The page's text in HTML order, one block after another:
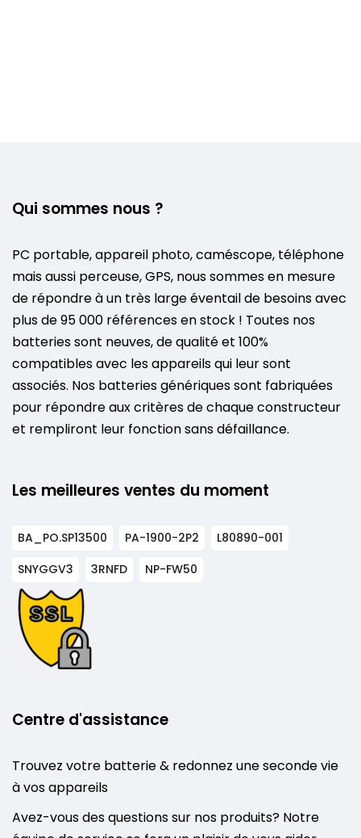
Qui sommes nous ?
PC portable, appareil photo, caméscope, téléphone
mais aussi perceuse, GPS, nous sommes en mesure
de répondre à un très large éventail de besoins avec
plus de 95 000 références en stock ! Toutes nos
batteries sont neuves, de qualité et 100%
compatibles avec les appareils qui leur sont
associés. Nos batteries génériques sont fabriquées
pour répondre aux critères de chaque constructeur
et rempliront leur fonction sans défaillance.
Les meilleures ventes du moment
BA_PO.SP13500 PA-1900-2P2
L80890-001
SNYGGV3
3RNFD NP-FW50
Centre d'assistance
Trouvez votre batterie & redonnez une seconde vie
à vos appareils
Avez-vous des questions sur nos produits? Notre